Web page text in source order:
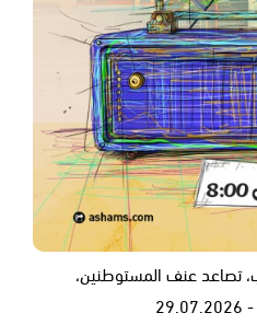
تصاعد عنف المستوطنين،